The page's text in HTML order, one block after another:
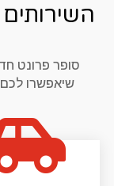
סופר פרונט
שיאפשרו